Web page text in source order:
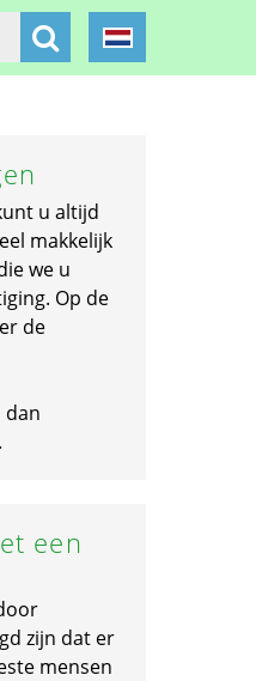
u altijd
makkelijk
we u
Op de
de
dan
een
zijn dat er
mensen